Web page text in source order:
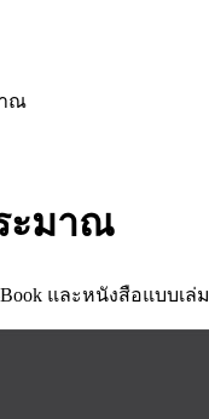
ณ
ะมาณ
Book และหนังสือแบบเล่ม